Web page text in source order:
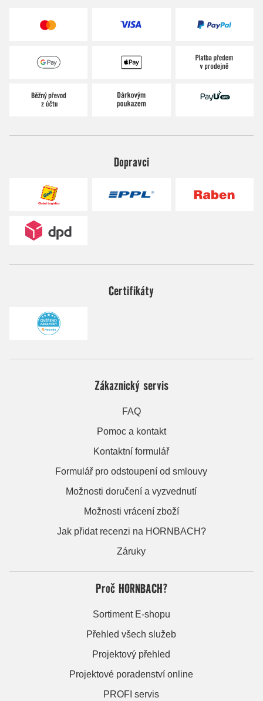
Dopravci
Certifikáty
Zákaznický servis
FAQ
Pomoc a kontakt
Kontaktní formulář
Formulář pro odstoupení od smlouvy
Možnosti doručení a vyzvednutí
Možnosti vrácení zboží
Jak přidat recenzi na HORNBACH?
Záruky
Proč HORNBACH?
Sortiment E-shopu
Přehled všech služeb
Projektový přehled
Projektové poradenství online
PROFI servis